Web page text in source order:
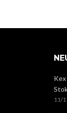
11/